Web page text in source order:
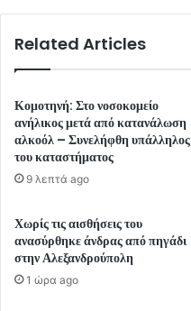
Related Articles
Κομοτηνή: Στο νοσοκομείο
ανήλικος μετά από κατανάλωση
αλκοόλ – Συνελήφθη υπάλληλος
του καταστήματος
9 λεπτά ago
Χωρίς τις αισθήσεις του
ανασύρθηκε άνδρας από πηγάδι
στην Αλεξανδρούπολη
1 ώρα ago